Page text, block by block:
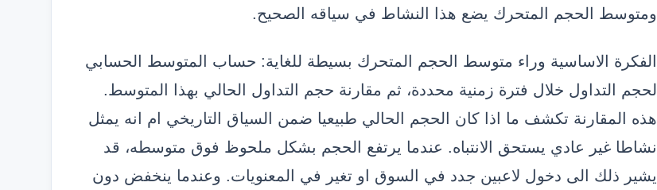
ومتوسط الحجم المتحرك يضع هذا النشاط في سياقه الصحيح.
الفكرة الاساسية وراء متوسط الحجم المتحرك بسيطة للغاية: حساب المتوسط الحسابي
لحجم التداول خلال فترة زمنية محددة، ثم مقارنة حجم التداول الحالي بهذا المتوسط.
هذه المقارنة تكشف ما اذا كان الحجم الحالي طبيعيا ضمن السياق التاريخي ام انه يمثل
نشاطا غير عادي يستحق الانتباه. عندما يرتفع الحجم بشكل ملحوظ فوق متوسطه، قد
يشير ذلك الى دخول لاعبين جدد في السوق او تغير في المعنويات. وعندما ينخفض دون